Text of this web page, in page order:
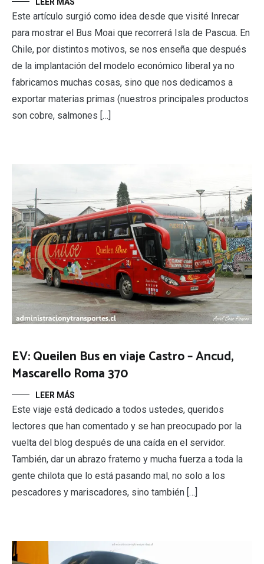
Este artículo surgió como idea desde que visité Inrecar
para mostrar el Bus Moai que recorrerá Isla de Pascua. En
Chile, por distintos motivos, se nos enseña que después
de la implantación del modelo económico liberal ya no
fabricamos muchas cosas, sino que nos dedicamos a
exportar materias primas (nuestros principales productos
son cobre, salmones […]
EV: Queilen Bus en viaje Castro – Ancud,
Mascarello Roma 370
LEER MÁS
Este viaje está dedicado a todos ustedes, queridos
lectores que han comentado y se han preocupado por la
vuelta del blog después de una caída en el servidor.
También, dar un abrazo fraterno y mucha fuerza a toda la
gente chilota que lo está pasando mal, no solo a los
pescadores y mariscadores, sino también […]